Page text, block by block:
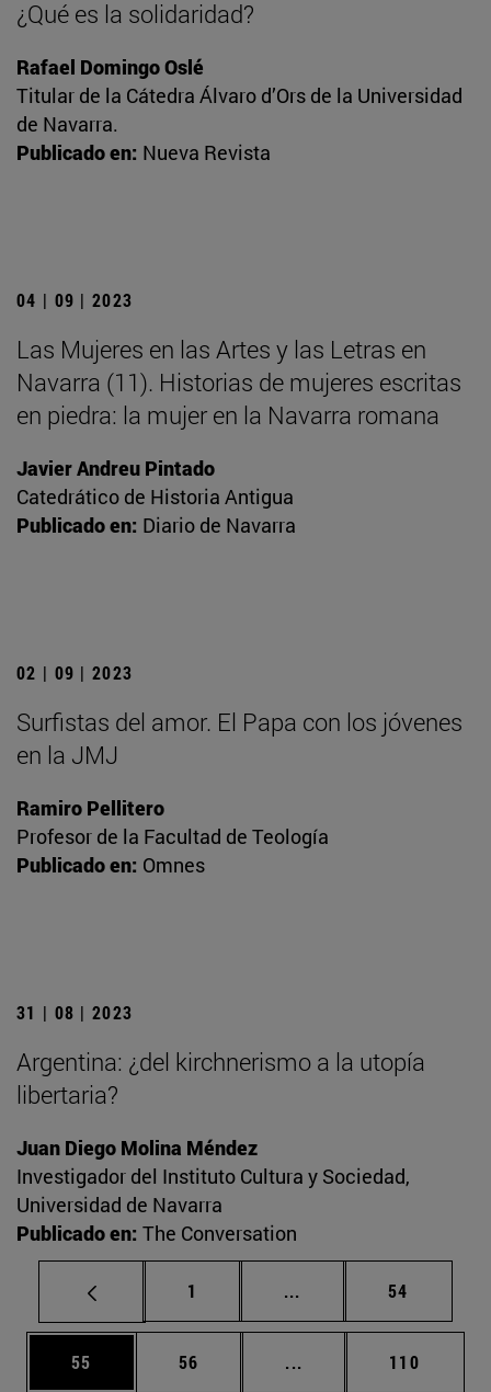
¿Qué es la solidaridad?
Rafael Domingo Oslé
Titular de la Cátedra Álvaro d’Ors de la Universidad
de Navarra.
Publicado en: Nueva Revista
04 | 09 | 2023
Las Mujeres en las Artes y las Letras en
Navarra (11). Historias de mujeres escritas
en piedra: la mujer en la Navarra romana
Javier Andreu Pintado
Catedrático de Historia Antigua
Publicado en: Diario de Navarra
02 | 09 | 2023
Surfistas del amor. El Papa con los jóvenes
en la JMJ
Ramiro Pellitero
Profesor de la Facultad de Teología
Publicado en: Omnes
31 | 08 | 2023
Argentina: ¿del kirchnerismo a la utopía
libertaria?
Juan Diego Molina Méndez
Investigador del Instituto Cultura y Sociedad,
Universidad de Navarra
Publicado en: The Conversation
Página
1 ... Páginas intermedias
Página
54
Página
55 Página
56 ... Páginas intermedias
Página
110